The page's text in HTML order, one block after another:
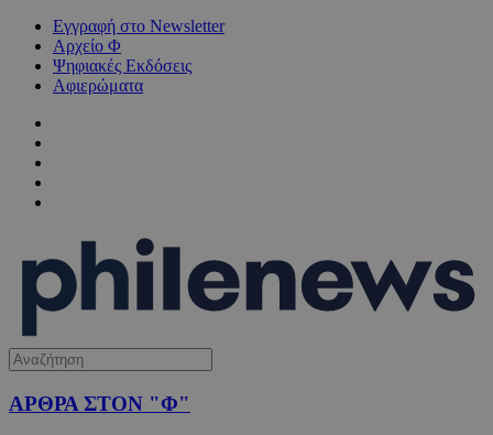
Εγγραφή στο Newsletter
Αρχείο Φ
Ψηφιακές Εκδόσεις
Αφιερώματα
ΑΡΘΡΑ ΣΤΟΝ "Φ"